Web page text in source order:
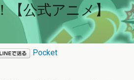
【公式アニメ】
Pocket